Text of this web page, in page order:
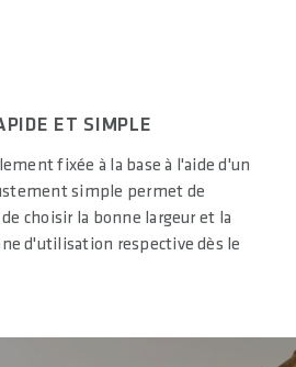
ET SIMPLE
fixée à la base à l'aide d'un
simple permet de
choisir la bonne largeur et la
d'utilisation respective dès le